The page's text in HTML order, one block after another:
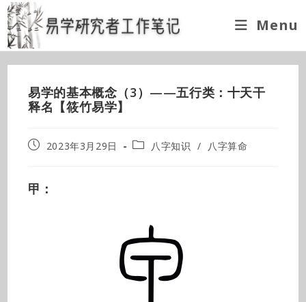
Skip
to
content
Menu
易学的基本概念（3）——五行类：十天干
释名【筱竹易学】
Post2023年3月29日
Post八字知识 / 八字算命
甲：